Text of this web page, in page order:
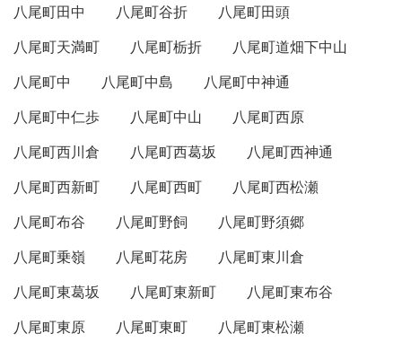
八尾町田中
八尾町谷折
八尾町田頭
八尾町天満町
八尾町栃折
八尾町道畑下中山
八尾町中
八尾町中島
八尾町中神通
八尾町中仁歩
八尾町中山
八尾町西原
八尾町西川倉
八尾町西葛坂
八尾町西神通
八尾町西新町
八尾町西町
八尾町西松瀬
八尾町布谷
八尾町野飼
八尾町野須郷
八尾町乗嶺
八尾町花房
八尾町東川倉
八尾町東葛坂
八尾町東新町
八尾町東布谷
八尾町東原
八尾町東町
八尾町東松瀬